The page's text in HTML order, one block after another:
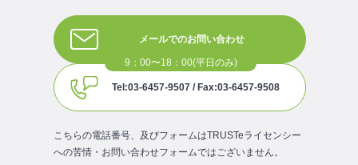
メールでのお問い合わせ
Tel:03-6457-9507 / Fax:03-6457-9508
こちらの電話番号、及びフォームはTRUSTeライセンシー
への苦情・お問い合わせフォームではございません。